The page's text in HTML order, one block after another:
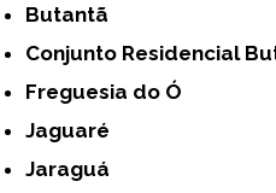
Butantã
Conjunto Residencial
Freguesia do Ó
Jaguaré
Jaraguá